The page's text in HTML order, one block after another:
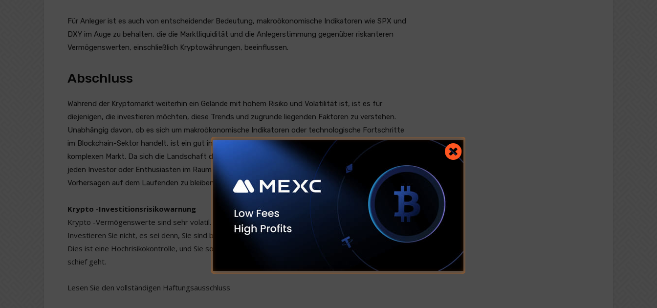
Für Anleger ist es auch von entscheidender Bedeutung, makroökonomische Indikatoren wie SPX und
DXY im Auge zu behalten, die die Marktliquidität und die Anlegerstimmung gegenüber riskanteren
Vermögenswerten, einschließlich Kryptowährungen, beeinflussen.
Abschluss
Während der Kryptomarkt weiterhin ein Gelände mit hohem Risiko und Volatilität ist, ist es für
diejenigen, die investieren möchten, diese Trends und zugrunde liegenden Faktoren zu verstehen.
Unabhängig davon, ob es sich um makroökonomische Indikatoren oder technologische Fortschritte
im Blockchain-Sektor handelt, ist ein gut informierter Ansatz der Schlüssel zum Navigieren in diesem
komplexen Markt. Da sich die Landschaft der Kryptowährung ständig weiterentwickelt, ist es für
jeden Investor oder Enthusiasten im Raum unerlässlich, mit den neuesten Analysen und
Vorhersagen auf dem Laufenden zu bleiben.
Krypto -Investitionsrisikowarnung
Krypto -Vermögenswerte sind sehr volatil. Ihr Kapital ist gefährdet.
Investieren Sie nicht, es sei denn, Sie sind bereit, all das Geld zu verlieren, das Sie investieren.
Dies ist eine Hochrisikokontrolle, und Sie sollten nicht erwarten, geschützt zu sein, wenn etwas
schief geht.
Lesen Sie den vollständigen Haftungsausschluss